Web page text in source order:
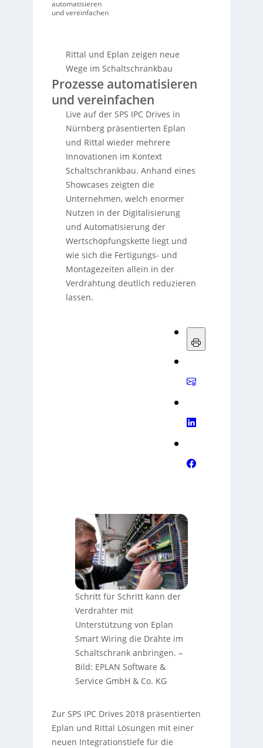
automatisieren
und vereinfachen
Rittal und Eplan zeigen neue
Wege im Schaltschrankbau
Prozesse automatisieren
und vereinfachen
Live auf der SPS IPC Drives in
Nürnberg präsentierten Eplan
und Rittal wieder mehrere
Innovationen im Kontext
Schaltschrankbau. Anhand eines
Showcases zeigten die
Unternehmen, welch enormer
Nutzen in der Digitalisierung
und Automatisierung der
Wertschöpfungskette liegt und
wie sich die Fertigungs- und
Montagezeiten allein in der
Verdrahtung deutlich reduzieren
lassen.
Schritt für Schritt kann der
Verdrahter mit
Unterstützung von Eplan
Smart Wiring die Drähte im
Schaltschrank anbringen. –
Bild: EPLAN Software &
Service GmbH & Co. KG
Zur SPS IPC Drives 2018 präsentierten
Eplan und Rittal Lösungen mit einer
neuen Integrationstiefe für die